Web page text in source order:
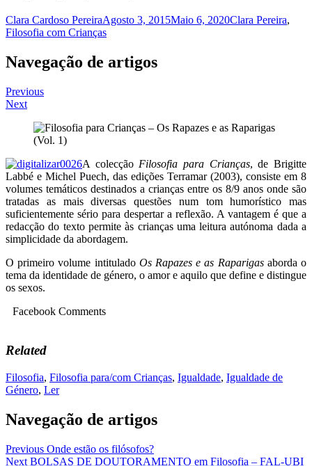
Clara Cardoso PereiraAgosto 3, 2015Maio 6, 2020Clara Pereira,
Filosofia com Crianças
Navegação de artigos
Previous
Next
A colecção Filosofia para Crianças, de Brigitte
Labbé e Michel Puech, das edições Terramar (2003), consiste em 8
volumes temáticos destinados a crianças entre os 8/9 anos onde são
tratadas as mais diversas questões num tom humorístico mas
suficientemente sério para despertar a reflexão. A vantagem é que a
redacção do texto permite às crianças uma leitura autónoma dada a
simplicidade da abordagem.
O primeiro volume intitulado Os Rapazes e as Raparigasaborda o
tema da identidade de género, o amor e aquilo que define e distingue
os sexos.
Facebook Comments
Related
Filosofia, Filosofia para/com Crianças, Igualdade, Igualdade de
Género, Ler
Navegação de artigos
Previous Onde estão os filósofos?
Next BOLSAS DE DOUTORAMENTO em Filosofia – FAL-UBI